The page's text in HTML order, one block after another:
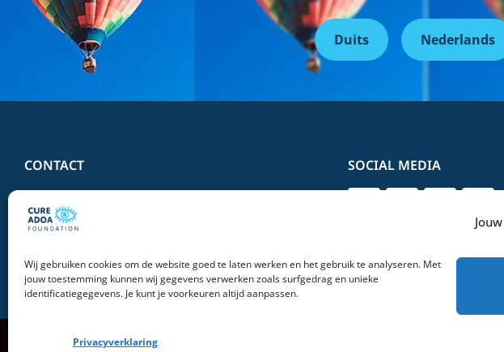
Wij gebruiken cookies om de website goed te laten werken en het gebruik te analyseren. Met
jouw toestemming kunnen wij gegevens verwerken zoals surfgedrag en unieke
identificatiegegevens. Je kunt je voorkeuren altijd aanpassen.
Privacyverklaring
Duits Nederlands
CONTACT
SOCIAL MEDIA
© 2026 Stichting Cure ADOA Foundation | All Rights Reserved |